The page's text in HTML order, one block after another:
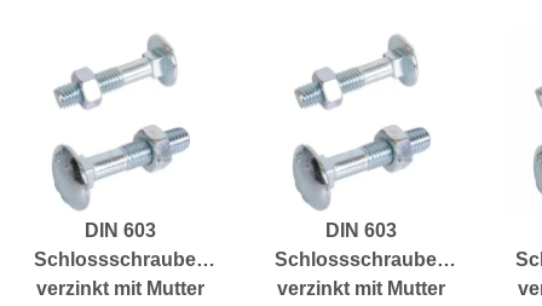
DIN 603
Schlossschrauben
verzinkt mit Mutter
DIN 603
Schlossschrauben
verzinkt mit Mutter